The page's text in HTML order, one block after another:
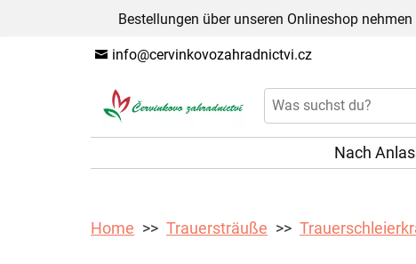
Bestellungen über unseren Onlineshop
info@cervinkovozahradnictvi.cz
Nach
Home Trauersträuße